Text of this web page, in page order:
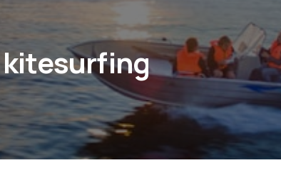
kitesurfing